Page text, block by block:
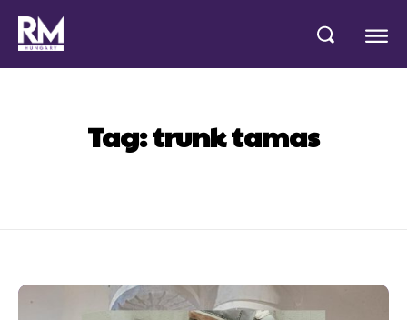
Tag:trunk tamas